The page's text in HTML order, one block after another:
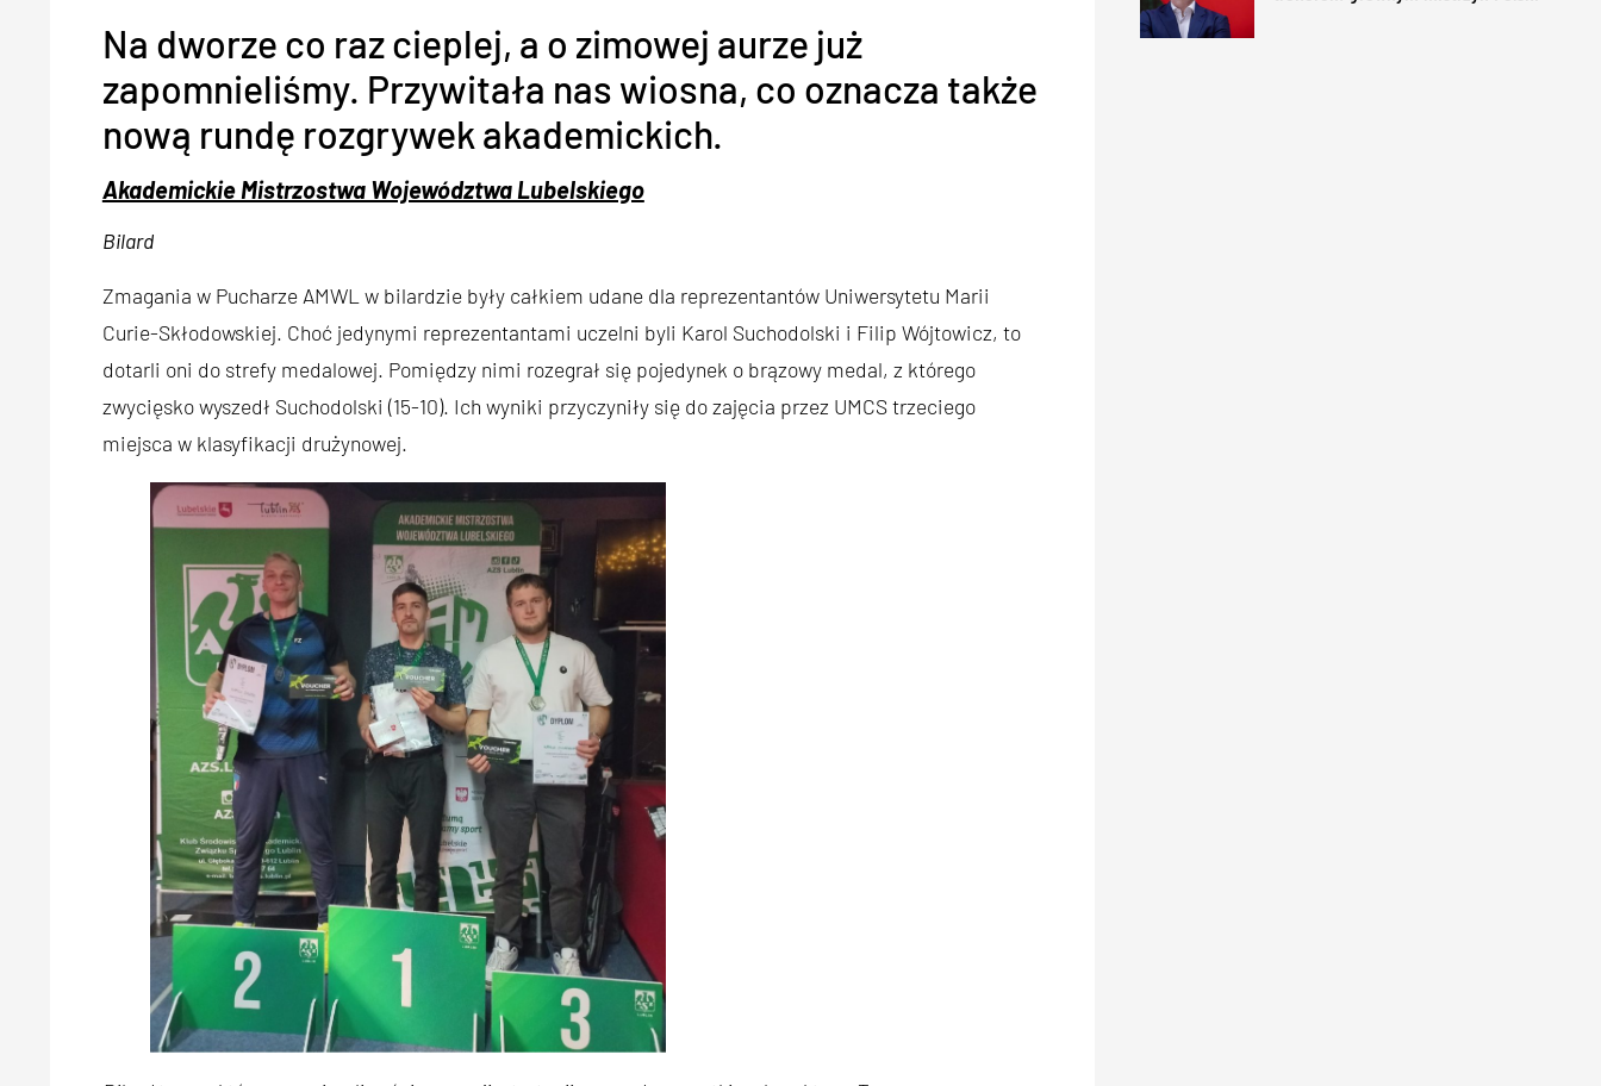
Na dworze co raz cieplej, a o zimowej aurze już
zapomnieliśmy. Przywitała nas wiosna, co oznacza także
nową rundę rozgrywek akademickich.
Akademickie Mistrzostwa Województwa Lubelskiego
Bilard
Zmagania w Pucharze AMWL w bilardzie były całkiem udane dla reprezentantów Uniwersytetu Marii
Curie-Skłodowskiej. Choć jedynymi reprezentantami uczelni byli Karol Suchodolski i Filip Wójtowicz, to
dotarli oni do strefy medalowej. Pomiędzy nimi rozegrał się pojedynek o brązowy medal, z którego
zwycięsko wyszedł Suchodolski (15-10). Ich wyniki przyczyniły się do zajęcia przez UMCS trzeciego
miejsca w klasyfikacji drużynowej.